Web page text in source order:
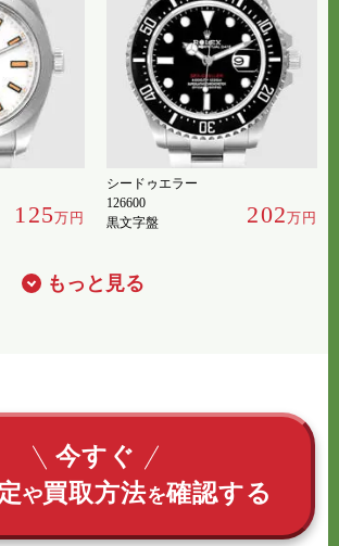
125万円
シードゥエラー
126600
黒文字盤
202万円
もっと見る
今すぐ
や買取方法を確認する